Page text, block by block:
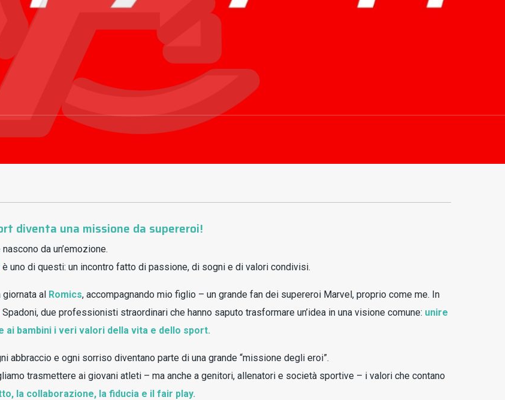
diventa una missione da supereroi!
da un’emozione.
è uno di questi: un incontro fatto di passione, di sogni e di valori condivisi.
giornata al Romics, accompagnando mio figlio – un grande fan dei supereroi Marvel, proprio come me. In
Spadoni, due professionisti straordinari che hanno saputo trasformare un’idea in una visione comune: unire
bambini i veri valori della vita e dello sport.
abbraccio e ogni sorriso diventano parte di una grande “missione degli eroi”.
trasmettere ai giovani atleti – ma anche a genitori, allenatori e società sportive – i valori che contano
la collaborazione, la fiducia e il fair play.